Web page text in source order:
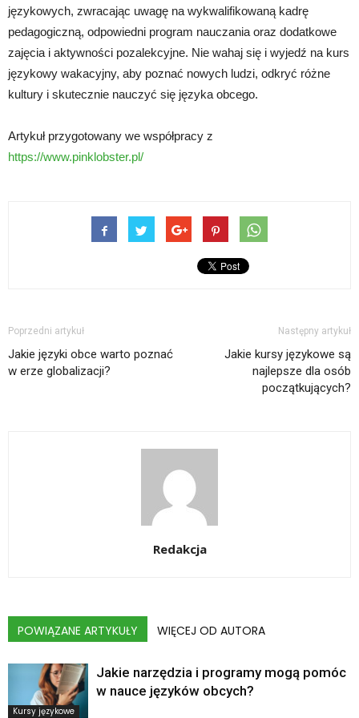
językowych, zwracając uwagę na wykwalifikowaną kadrę
pedagogiczną, odpowiedni program nauczania oraz dodatkowe
zajęcia i aktywności pozalekcyjne. Nie wahaj się i wyjedź na kurs
językowy wakacyjny, aby poznać nowych ludzi, odkryć różne
kultury i skutecznie nauczyć się języka obcego.
Artykuł przygotowany we współpracy z
https://www.pinklobster.pl/
Poprzedni artykuł
Jakie języki obce warto poznać
w erze globalizacji?
Następny artykuł
Jakie kursy językowe są
najlepsze dla osób
początkujących?
Redakcja
POWIĄZANE ARTYKUŁY WIĘCEJ OD AUTORA
Kursy językowe
Jakie narzędzia i programy mogą pomóc
w nauce języków obcych?